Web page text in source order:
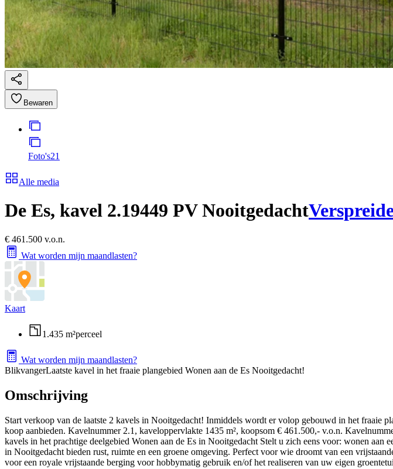
Bewaren
Foto's21
Alle media
De Es, kavel 2.19449 PV Nooitgedacht
€ 461.500 v.o.n.
Wat worden mijn maandlasten?
Kaart
1.435 m²perceel
Wat worden mijn maandlasten?
BlikvangerLaatste kavel in het fraaie plangebied Wonen aan de Es Nooitgedacht!
Omschrijving
Start verkoop van de laatste 2 kavels in Nooitgedacht! Inmiddels wordt er volop gebouwd in het fraaie
koop aanbieden. Kavelnummer 2.1, kaveloppervlakte 1435 m², koopsom € 461.500,- v.o.n.
kavels in het prachtige deelgebied Wonen aan de Es in Nooitgedacht Stelt u zich eens voor: wonen
in Nooitgedacht bieden rust, ruimte en een groene omgeving. Perfect voor wie droomt van een
voor een royale vrijstaande berging voor hobbymatig gebruik en/of het realiseren van uw eigen